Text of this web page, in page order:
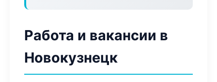
Работа и вакансии в
Новокузнецк